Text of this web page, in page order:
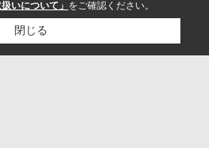
いについて」 をご確認ください。
閉じる